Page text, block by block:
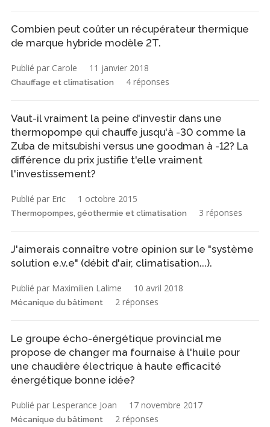
Combien peut coûter un récupérateur thermique
de marque hybride modèle 2T.
Publié par Carole 11 janvier 2018
Chauffage et climatisation 4 réponses
Vaut-il vraiment la peine d'investir dans une
thermopompe qui chauffe jusqu'à -30 comme la
Zuba de mitsubishi versus une goodman à -12? La
différence du prix justifie t'elle vraiment
l'investissement?
Publié par Eric 1 octobre 2015
Thermopompes, géothermie et climatisation 3 réponses
J'aimerais connaître votre opinion sur le "système
solution e.v.e" (débit d'air, climatisation...).
Publié par Maximilien Lalime 10 avril 2018
Mécanique du bâtiment 2 réponses
Le groupe écho-énergétique provincial me
propose de changer ma fournaise à l'huile pour
une chaudière électrique à haute efficacité
énergétique bonne idée?
Publié par Lesperance Joan 17 novembre 2017
Mécanique du bâtiment 2 réponses